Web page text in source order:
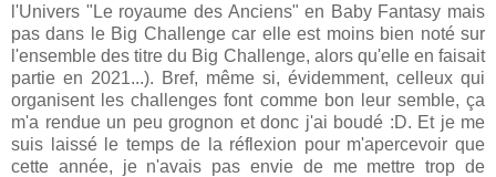
l'Univers "Le royaume des Anciens" en Baby Fantasy mais
pas dans le Big Challenge car elle est moins bien noté sur
l'ensemble des titre du Big Challenge, alors qu'elle en faisait
partie en 2021...). Bref, même si, évidemment, celleux qui
organisent les challenges font comme bon leur semble, ça
m'a rendue un peu grognon et donc j'ai boudé :D. Et je me
suis laissé le temps de la réflexion pour m'apercevoir que
cette année, je n'avais pas envie de me mettre trop de